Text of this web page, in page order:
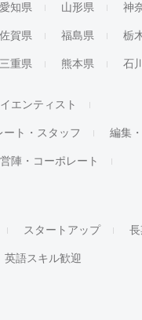
愛知県 山形県 神
佐賀県 福島県 栃
三重県 熊本県 石
エンティスト
ート・スタッフ 編集
陣・コーポレート
スタートアップ
英語スキル歓迎